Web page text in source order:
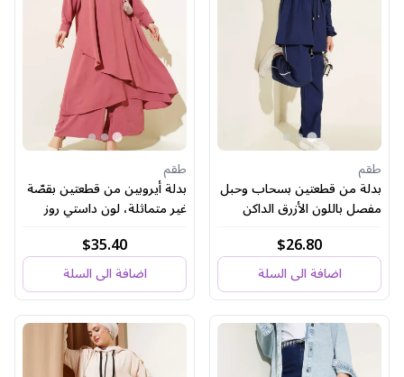
طقم
بدلة من قطعتين بسحاب وحبل
مفصل باللون الأزرق الداكن
$26.80
اضافة الى السلة
طقم
بدلة أيروبين من قطعتين بقصّة
غير متماثلة، لون داستي روز
$35.40
اضافة الى السلة